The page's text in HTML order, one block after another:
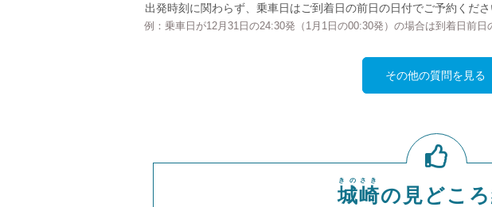
出発時刻に関わらず、乗車日はご到着日の前日の日付でご予約くださ
例：乗車日が12月31日の24:30発（1月1日の00:30発）の場合は到着日前日
その他の質問を見る
城崎
きのさき
の見どこ